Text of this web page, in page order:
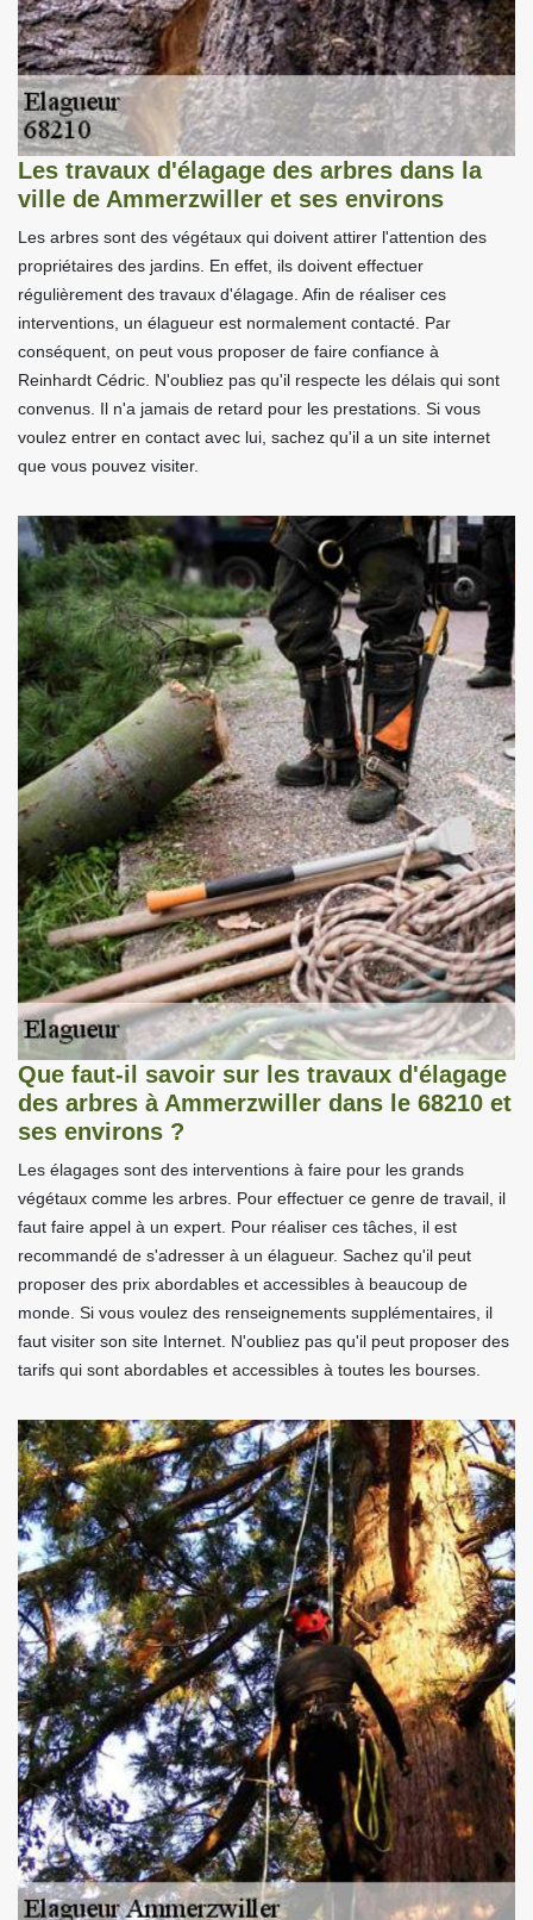
Les travaux d'élagage des arbres dans la
ville de Ammerzwiller et ses environs
Les arbres sont des végétaux qui doivent attirer l'attention des
propriétaires des jardins. En effet, ils doivent effectuer
régulièrement des travaux d'élagage. Afin de réaliser ces
interventions, un élagueur est normalement contacté. Par
conséquent, on peut vous proposer de faire confiance à
Reinhardt Cédric. N'oubliez pas qu'il respecte les délais qui sont
convenus. Il n'a jamais de retard pour les prestations. Si vous
voulez entrer en contact avec lui, sachez qu'il a un site internet
que vous pouvez visiter.
Que faut-il savoir sur les travaux d'élagage
des arbres à Ammerzwiller dans le 68210 et
ses environs ?
Les élagages sont des interventions à faire pour les grands
végétaux comme les arbres. Pour effectuer ce genre de travail, il
faut faire appel à un expert. Pour réaliser ces tâches, il est
recommandé de s'adresser à un élagueur. Sachez qu'il peut
proposer des prix abordables et accessibles à beaucoup de
monde. Si vous voulez des renseignements supplémentaires, il
faut visiter son site Internet. N'oubliez pas qu'il peut proposer des
tarifs qui sont abordables et accessibles à toutes les bourses.